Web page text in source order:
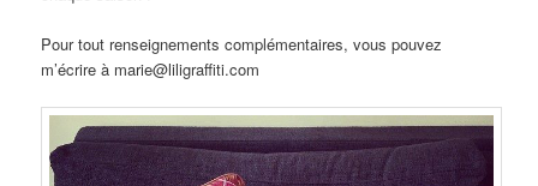
Pour tout renseignements complémentaires, vous pouvez
m’écrire à marie@liligraffiti.com